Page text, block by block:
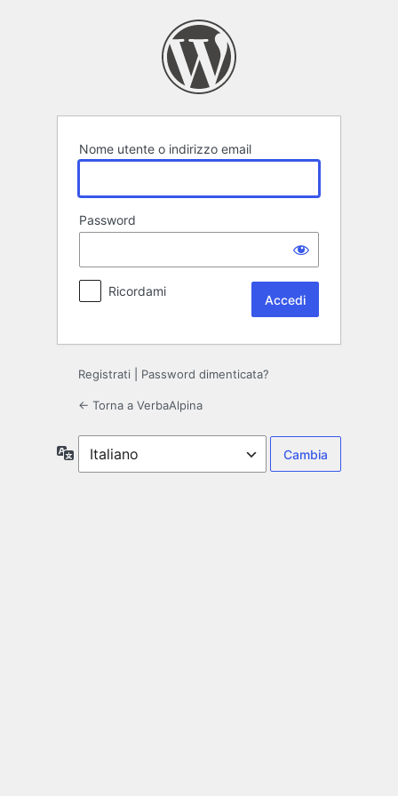
Nome utente o indirizzo email
Password
Ricordami
Registrati Password dimenticata?
← Torna a VerbaAlpina
Lingua